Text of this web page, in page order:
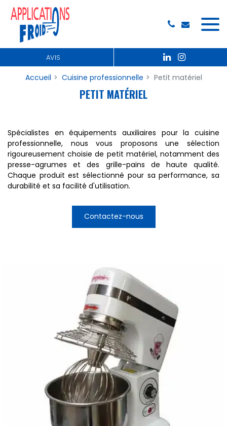
AVIS
Accueil Cuisine professionnelle Petit matériel
PETIT MATÉRIEL
Spécialistes en équipements auxiliaires pour la cuisine
professionnelle, nous vous proposons une sélection
rigoureusement choisie de petit matériel, notamment des
presse-agrumes et des grille-pains de haute qualité.
Chaque produit est sélectionné pour sa performance, sa
durabilité et sa facilité d'utilisation.
Contactez-nous
Panneau de gestion des cookies